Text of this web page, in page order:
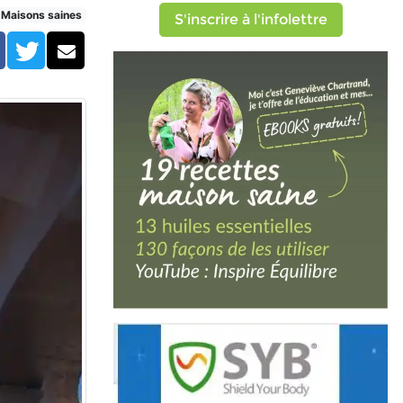
Maisons saines
TwitterCourriel
S'inscrire à l'infolettre